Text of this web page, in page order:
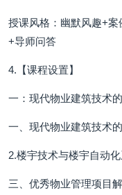
授课风格：幽默风趣+
+导师问答
4.【课程设置】
一：现代物业建筑技术
一、现代物业建筑技术
2.楼宇技术与楼宇自动
三、优秀物业管理项目